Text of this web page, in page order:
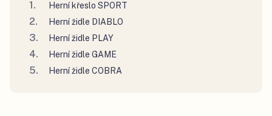
Herní křeslo SPORT
Herní židle DIABLO
Herní židle PLAY
Herní židle GAME
Herní židle COBRA